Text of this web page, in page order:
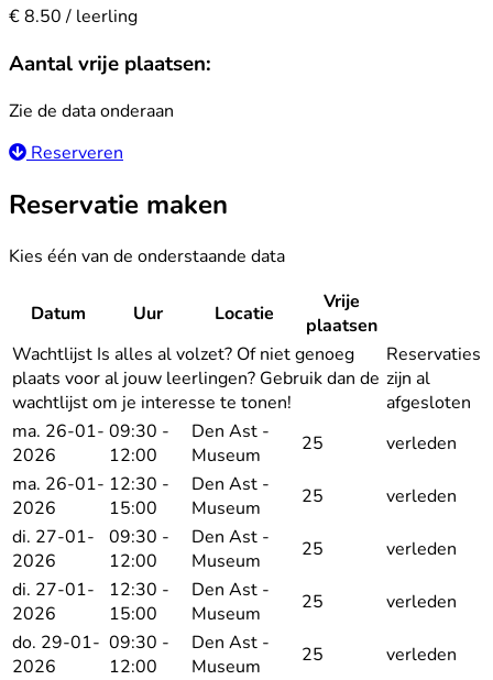
€ 8.50 / leerling
Aantal vrije plaatsen:
Zie de data onderaan
Reserveren
Reservatie maken
Kies één van de onderstaande data
Datum Uur Locatie
Vrije
plaatsen
Wachtlijst Is alles al volzet? Of niet genoeg
plaats voor al jouw leerlingen? Gebruik dan de
wachtlijst om je interesse te tonen!
Reservaties
zijn al
afgesloten
ma. 26-01-
2026
09:30 -
12:00
Den Ast -
Museum
25
verleden
ma. 26-01-
2026
12:30 -
15:00
Den Ast -
Museum
25
verleden
di. 27-01-
2026
09:30 -
12:00
Den Ast -
Museum
25
verleden
di. 27-01-
2026
12:30 -
15:00
Den Ast -
Museum
25
verleden
do. 29-01-
2026
09:30 -
12:00
Den Ast -
Museum
25
verleden